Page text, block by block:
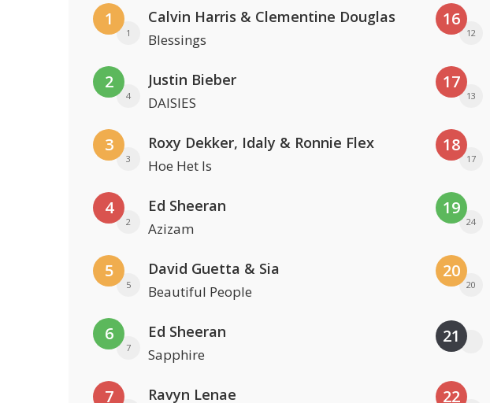
1
1
Calvin Harris & Clementine Douglas
Blessings
2
4
Justin Bieber
DAISIES
3
3
Roxy Dekker, Idaly & Ronnie Flex
Hoe Het Is
4
2
Ed Sheeran
Azizam
5
5
David Guetta & Sia
Beautiful People
6
7
Ed Sheeran
Sapphire
7 Ravyn Lenae
16
12
17
13
18
17
19
24
20
20
21
22